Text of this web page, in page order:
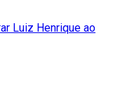
Luiz Henrique ao